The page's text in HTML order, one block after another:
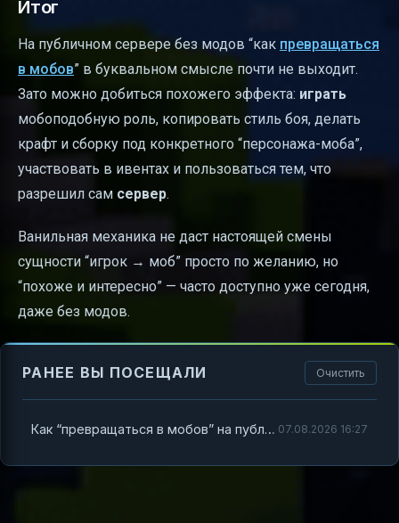
Итог
На публичном сервере без модов “как превращаться
в мобов” в буквальном смысле почти не выходит.
Зато можно добиться похожего эффекта: играть
мобоподобную роль, копировать стиль боя, делать
крафт и сборку под конкретного “персонажа-моба”,
участвовать в ивентах и пользоваться тем, что
разрешил сам сервер.
Ванильная механика не даст настоящей смены
сущности “игрок → моб” просто по желанию, но
“похоже и интересно” — часто доступно уже сегодня,
даже без модов.
РАНЕЕ ВЫ ПОСЕЩАЛИ Очистить
Как “превращаться в мобов” на публичном сервере без модов: что реально возможно в Minecraft и как сделать похоже 07.08.2026 16:27